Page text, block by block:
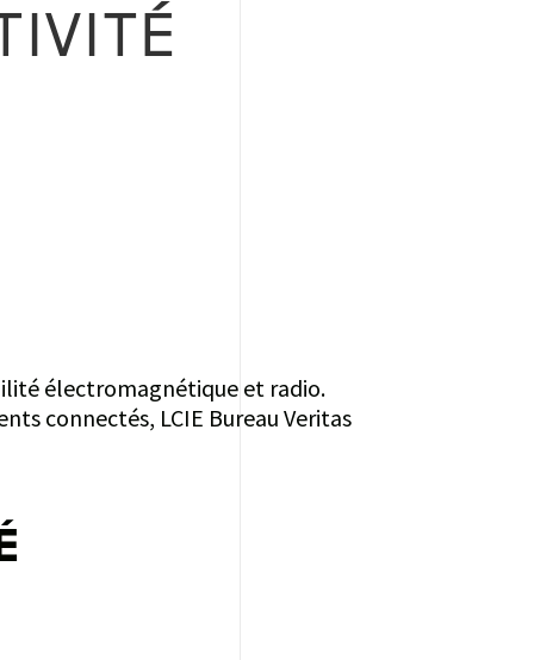
électromagnétique et radio.
connectés, LCIE Bureau Veritas